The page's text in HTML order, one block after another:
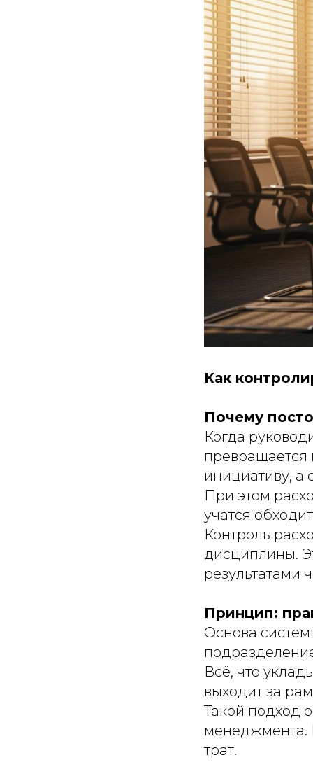
Как
Почему
Когда
превращается
инициативу, а
При этом
учатся
Контроль
дисциплины.
результатами
Принцип:
Основа
Всё, что
выходит за
Такой подход
менеджмента.
трат.